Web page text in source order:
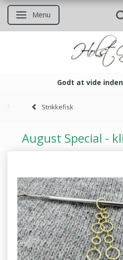
Skifte navigation
Menu
Godt at vide
Strikkefisk
August Special -